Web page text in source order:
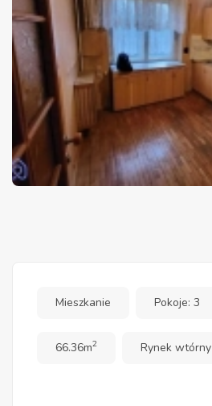
Mieszkanie Pokoje: 3
66.36m2 Rynek wtórny